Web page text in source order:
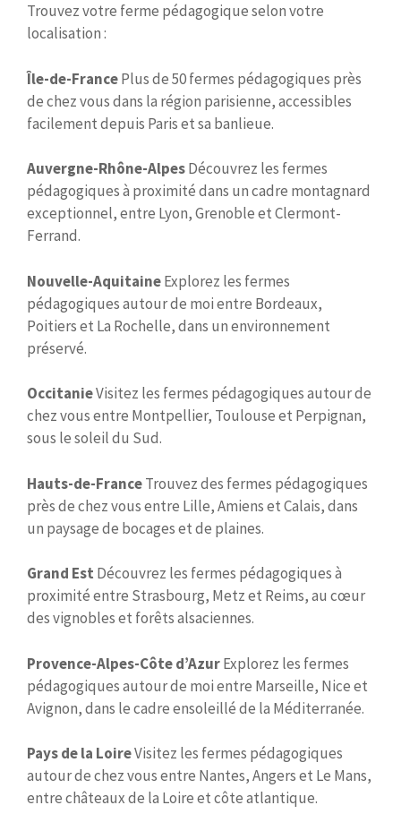
Trouvez votre ferme pédagogique selon votre
localisation :
Île-de-FrancePlus de 50 fermes pédagogiques près
de chez vous dans la région parisienne, accessibles
facilement depuis Paris et sa banlieue.
Auvergne-Rhône-AlpesDécouvrez les fermes
pédagogiques à proximité dans un cadre montagnard
exceptionnel, entre Lyon, Grenoble et Clermont-
Ferrand.
Nouvelle-AquitaineExplorez les fermes
pédagogiques autour de moi entre Bordeaux,
Poitiers et La Rochelle, dans un environnement
préservé.
OccitanieVisitez les fermes pédagogiques autour de
chez vous entre Montpellier, Toulouse et Perpignan,
sous le soleil du Sud.
Hauts-de-FranceTrouvez des fermes pédagogiques
près de chez vous entre Lille, Amiens et Calais, dans
un paysage de bocages et de plaines.
Grand Est Découvrez les fermes pédagogiques à
proximité entre Strasbourg, Metz et Reims, au cœur
des vignobles et forêts alsaciennes.
Provence-Alpes-Côte d’AzurExplorez les fermes
pédagogiques autour de moi entre Marseille, Nice et
Avignon, dans le cadre ensoleillé de la Méditerranée.
Pays de la LoireVisitez les fermes pédagogiques
autour de chez vous entre Nantes, Angers et Le Mans,
entre châteaux de la Loire et côte atlantique.